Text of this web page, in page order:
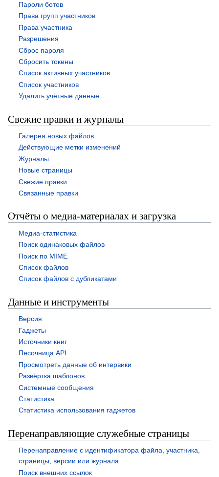
Пароли ботов
Права групп участников
Права участника
Разрешения
Сброс пароля
Сбросить токены
Список активных участников
Список участников
Удалить учётные данные
Свежие правки и журналы
Галерея новых файлов
Действующие метки изменений
Журналы
Новые страницы
Свежие правки
Связанные правки
Отчёты о медиа-материалах и загрузка
Медиа-статистика
Поиск одинаковых файлов
Поиск по MIME
Список файлов
Список файлов с дубликатами
Данные и инструменты
Версия
Гаджеты
Источники книг
Песочница API
Просмотреть данные об интервики
Развёртка шаблонов
Системные сообщения
Статистика
Статистика использования гаджетов
Перенаправляющие служебные страницы
Перенаправление с идентификатора файла, участника,
страницы, версии или журнала
Поиск внешних ссылок